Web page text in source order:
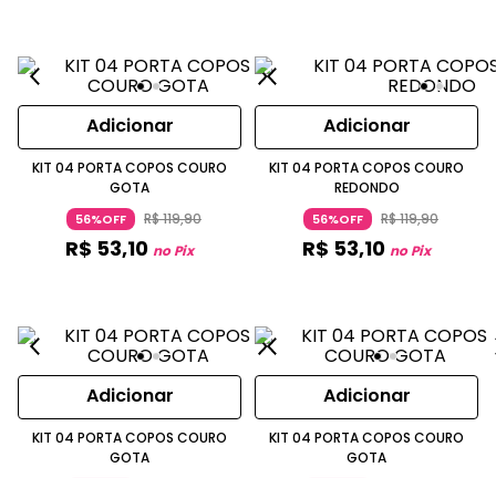
Adicionar
KIT 04 PORTA COPOS COURO
GOTA
56%OFF R$119,90
R$ 53,10 no Pix
Adicionar
KIT 04 PORTA COPOS COURO
REDONDO
56%OFF R$119,90
R$ 53,10 no Pix
Adicionar
KIT 04 PORTA COPOS COURO
GOTA
Adicionar
KIT 04 PORTA COPOS COURO
GOTA